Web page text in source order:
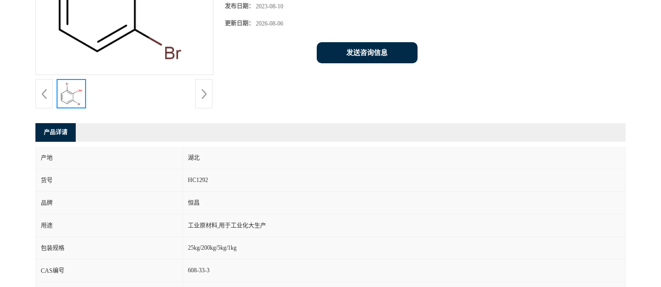
发布日期： 2023-08-10
更新日期： 2026-08-06
发送咨询信息
产品详请
产地 湖北
货号 HC1292
品牌 恒昌
用途 工业原材料,用于工业化大生产
包装规格 25kg/200kg/5kg/1kg
CAS编号 608-33-3